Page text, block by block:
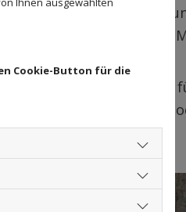
einfühlsamen Melodien
alle aufmerksam der
mit Wärme und sorgten
Nachmittag, der
Cookie-Button für die